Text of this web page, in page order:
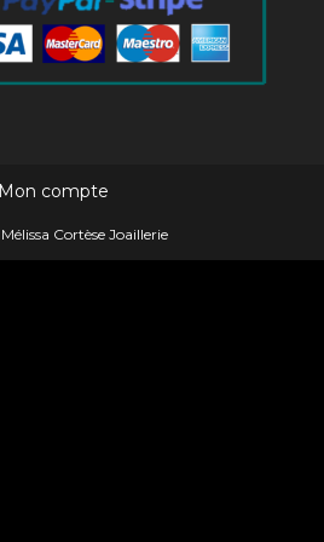
Mon compte
Cortèse Joaillerie